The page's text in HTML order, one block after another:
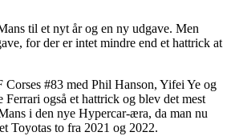
til et nyt år og en ny udgave. Men
for der er intet mindre end et hattrick at
Corses #83 med Phil Hanson, Yifei Ye og
også et hattrick og blev det mest
i den nye Hypercar-æra, da man nu
Toyotas to fra 2021 og 2022.